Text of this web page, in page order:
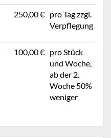
250,00 € pro Tag zzgl.
Verpflegung
100,00 € pro Stück
und Woche,
ab der 2.
Woche 50%
weniger